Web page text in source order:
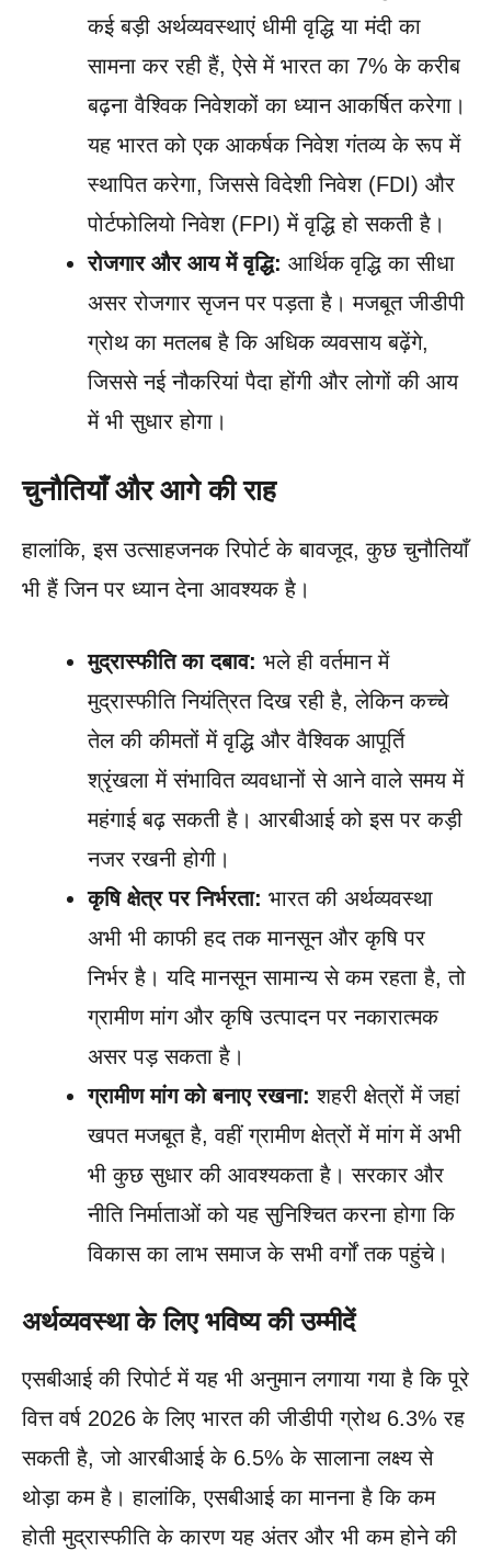
कई बड़ी अर्थव्यवस्थाएं धीमी वृद्धि या मंदी का
सामना कर रही हैं, ऐसे में भारत का 7% के करीब
बढ़ना वैश्विक निवेशकों का ध्यान आकर्षित करेगा।
यह भारत को एक आकर्षक निवेश गंतव्य के रूप में
स्थापित करेगा, जिससे विदेशी निवेश (FDI) और
पोर्टफोलियो निवेश (FPI) में वृद्धि हो सकती है।
रोजगार और आय में वृद्धि: आर्थिक वृद्धि का सीधा
असर रोजगार सृजन पर पड़ता है। मजबूत जीडीपी
ग्रोथ का मतलब है कि अधिक व्यवसाय बढ़ेंगे,
जिससे नई नौकरियां पैदा होंगी और लोगों की आय
में भी सुधार होगा।
चुनौतियाँ और आगे की राह
हालांकि, इस उत्साहजनक रिपोर्ट के बावजूद, कुछ चुनौतियाँ
भी हैं जिन पर ध्यान देना आवश्यक है।
मुद्रास्फीति का दबाव: भले ही वर्तमान में
मुद्रास्फीति नियंत्रित दिख रही है, लेकिन कच्चे
तेल की कीमतों में वृद्धि और वैश्विक आपूर्ति
श्रृंखला में संभावित व्यवधानों से आने वाले समय में
महंगाई बढ़ सकती है। आरबीआई को इस पर कड़ी
नजर रखनी होगी।
कृषि क्षेत्र पर निर्भरता: भारत की अर्थव्यवस्था
अभी भी काफी हद तक मानसून और कृषि पर
निर्भर है। यदि मानसून सामान्य से कम रहता है, तो
ग्रामीण मांग और कृषि उत्पादन पर नकारात्मक
असर पड़ सकता है।
ग्रामीण मांग को बनाए रखना: शहरी क्षेत्रों में जहां
खपत मजबूत है, वहीं ग्रामीण क्षेत्रों में मांग में अभी
भी कुछ सुधार की आवश्यकता है। सरकार और
नीति निर्माताओं को यह सुनिश्चित करना होगा कि
विकास का लाभ समाज के सभी वर्गों तक पहुंचे।
अर्थव्यवस्था के लिए भविष्य की उम्मीदें
एसबीआई की रिपोर्ट में यह भी अनुमान लगाया गया है कि पूरे
वित्त वर्ष 2026 के लिए भारत की जीडीपी ग्रोथ 6.3% रह
सकती है, जो आरबीआई के 6.5% के सालाना लक्ष्य से
थोड़ा कम है। हालांकि, एसबीआई का मानना है कि कम
होती मुद्रास्फीति के कारण यह अंतर और भी कम होने की